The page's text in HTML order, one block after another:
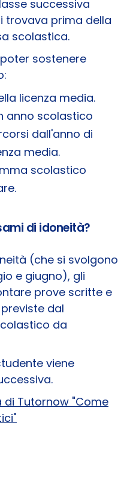
successiva
trovava prima della
scolastica.
sostenere
licenza media.
anno scolastico
dall'anno di
media.
scolastico
di idoneità?
(che si svolgono
e giugno), gli
prove scritte e
dal
da
viene
di Tutornow "Come